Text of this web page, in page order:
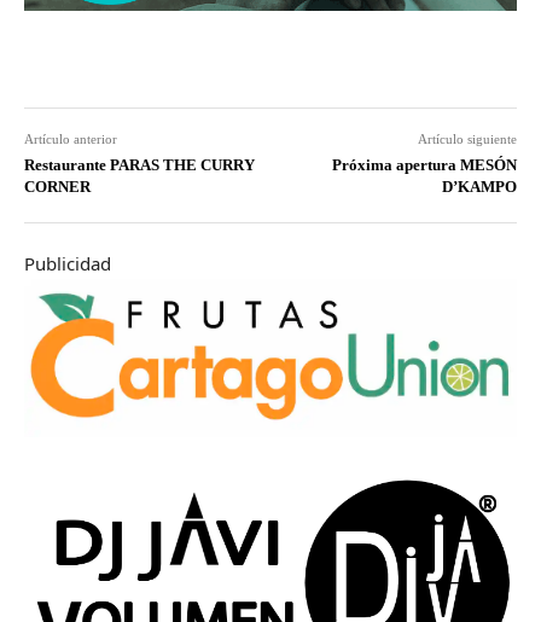
Artículo anterior
Restaurante PARAS THE CURRY
CORNER
Artículo siguiente
Próxima apertura MESÓN
D’KAMPO
Publicidad